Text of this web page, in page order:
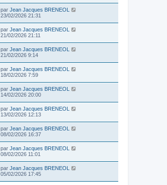
par Jean Jacques BRENEOL
23/02/2026 21:31
par Jean Jacques BRENEOL
21/02/2026 21:11
par Jean Jacques BRENEOL
21/02/2026 9:14
par Jean Jacques BRENEOL
18/02/2026 7:59
par Jean Jacques BRENEOL
14/02/2026 20:00
par Jean Jacques BRENEOL
13/02/2026 12:13
par Jean Jacques BRENEOL
08/02/2026 16:37
par Jean Jacques BRENEOL
08/02/2026 11:01
par Jean Jacques BRENEOL
05/02/2026 17:45